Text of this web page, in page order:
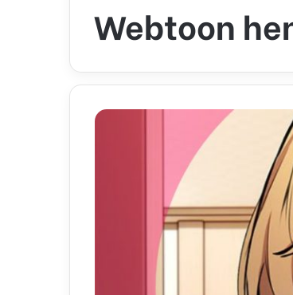
Webtoon